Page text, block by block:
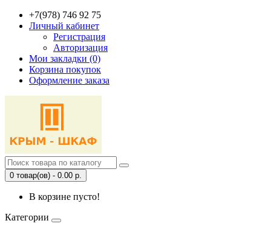
+7(978) 746 92 75
Личный кабинет
Регистрация
Авторизация
Мои закладки (0)
Корзина покупок
Оформление заказа
0 товар(ов) - 0.00 р.
В корзине пусто!
Категории